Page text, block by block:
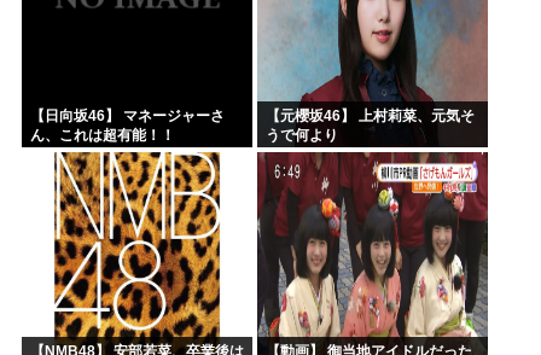
【日向坂46】 マネージャーさ
ん、これは超有能！！
【元櫻坂46】 上村莉菜、元気そ
うで何より
【NMB48】 安部若菜、卒業後は 【動画】 御当地アイドルだった